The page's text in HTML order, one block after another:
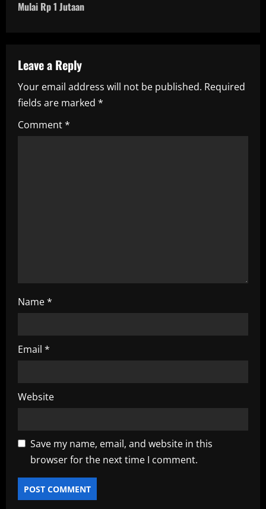
a
v
i
g
Mulai Rp 1 Jutaan
Leave a Reply
Your email address will not be published. Required
fields are marked *
Comment*
Name*
Email *
Website
Save my name, email, and website in this
browser for the next time I comment.